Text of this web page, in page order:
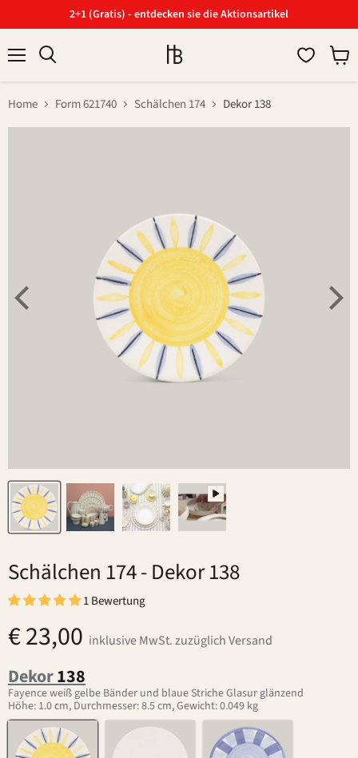
2+1 (Gratis) - entdecken sie die Aktionsartikel
Home Form 621740 Schälchen 174 Dekor 138
Schälchen 174- Dekor 138
1 Bewertung
€ 23,00 inklusive MwSt. zuzüglich Versand
Dekor138
Fayence weiß gelbe Bänder und blaue Striche Glasur glänzend
Höhe: 1.0 cm, Durchmesser: 8.5 cm, Gewicht: 0.049 kg